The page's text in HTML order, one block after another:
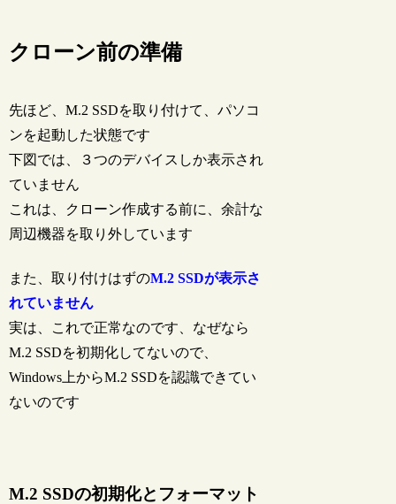
クローン前の準備
先ほど、M.2 SSDを取り付けて、パソコ
ンを起動した状態です
下図では、３つのデバイスしか表示され
ていません
これは、クローン作成する前に、余計な
周辺機器を取り外しています
また、取り付けはずのM.2 SSDが表示さ
れていません
実は、これで正常なのです、なぜなら
M.2 SSDを初期化してないので、
Windows上からM.2 SSDを認識できてい
ないのです
M.2 SSDの初期化とフォーマット